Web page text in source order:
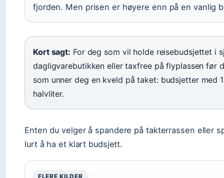
fjorden. Men prisen er høyere enn på en vanlig
Kort sagt: For deg som vil holde reisebudsjettet i
dagligvarebutikken eller taxfree på flyplassen før
som unner deg en kveld på taket: budsjetter med
halvliter.
Enten du velger å spandere på takterrassen eller
lurt å ha et klart budsjett.
FLERE KILDER